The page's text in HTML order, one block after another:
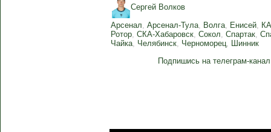
Сергей Волков
Арсенал,Арсенал-Тула, Волга, Енисей,
Ротор,СКА-Хабаровск,Сокол,Спартак,
Чайка, Челябинск, Черноморец, Шинник
Подпишись на телеграм-